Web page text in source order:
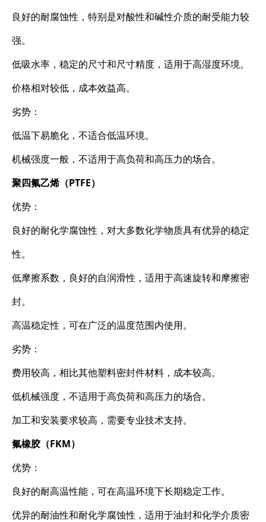
良好的耐腐蚀性，特别是对酸性和碱性介质的耐受能力较
强。
低吸水率，稳定的尺寸和尺寸精度，适用于高湿度环境。
价格相对较低，成本效益高。
劣势：
低温下易脆化，不适合低温环境。
机械强度一般，不适用于高负荷和高压力的场合。
聚四氟乙烯（PTFE）
优势：
良好的耐化学腐蚀性，对大多数化学物质具有优异的稳定
性。
低摩擦系数，良好的自润滑性，适用于高速旋转和摩擦密
封。
高温稳定性，可在广泛的温度范围内使用。
劣势：
费用较高，相比其他塑料密封件材料，成本较高。
低机械强度，不适用于高负荷和高压力的场合。
加工和安装要求较高，需要专业技术支持。
氟橡胶（FKM）
优势：
良好的耐高温性能，可在高温环境下长期稳定工作。
优异的耐油性和耐化学腐蚀性，适用于油封和化学介质密